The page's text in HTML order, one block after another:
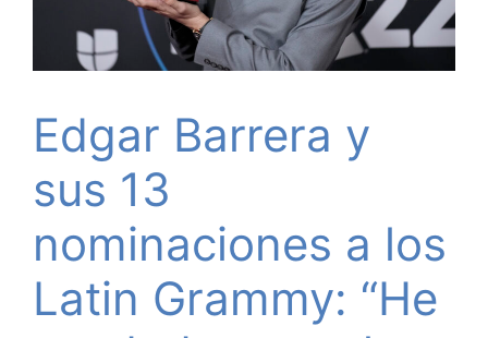
Edgar Barrera y
sus 13
nominaciones a los
Latin Grammy: “He